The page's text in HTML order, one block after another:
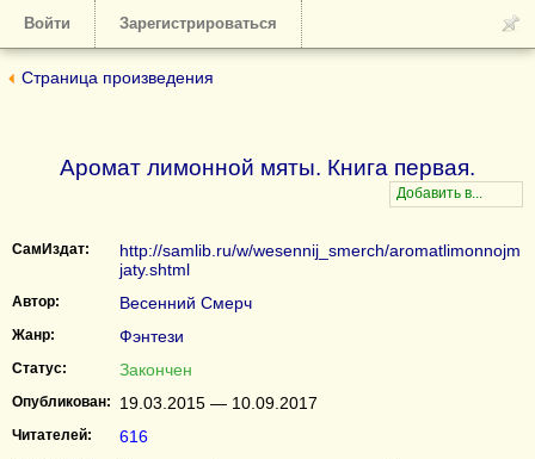
Войти Зарегистрироваться
Страница произведения
Аромат лимонной мяты. Книга первая.
СамИздат:
http://samlib.ru/w/wesennij_smerch/aromatlimonnojm
jaty.shtml
Автор: Весенний Смерч
Жанр: Фэнтези
Статус: Закончен
Опубликован: 19.03.2015 — 10.09.2017
Читателей: 616